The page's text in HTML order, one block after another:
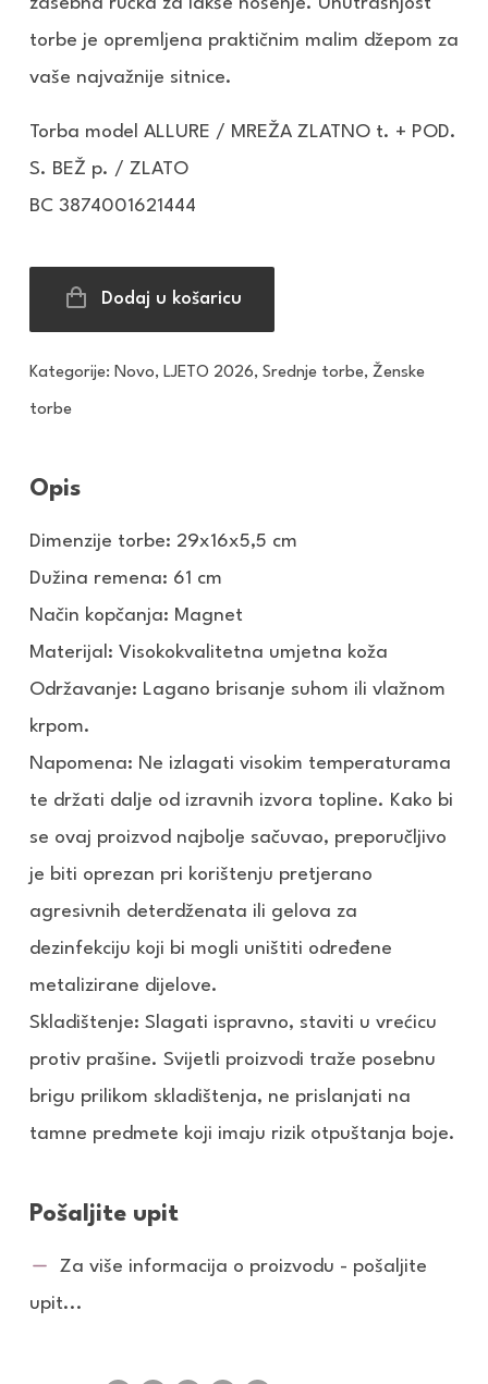
zasebna ručka za lakše nošenje. Unutrašnjost
torbe je opremljena praktičnim malim džepom za
vaše najvažnije sitnice.
Torba model ALLURE / MREŽA ZLATNO t. + POD.
S. BEŽ p. / ZLATO
BC 3874001621444
Dodaj u košaricu
Kategorije: Novo, LJETO 2026, Srednje torbe, Ženske
torbe
Opis
Dimenzije torbe: 29x16x5,5 cm
Dužina remena: 61 cm
Način kopčanja: Magnet
Materijal: Visokokvalitetna umjetna koža
Održavanje: Lagano brisanje suhom ili vlažnom
krpom.
Napomena: Ne izlagati visokim temperaturama
te držati dalje od izravnih izvora topline. Kako bi
se ovaj proizvod najbolje sačuvao, preporučljivo
je biti oprezan pri korištenju pretjerano
agresivnih deterdženata ili gelova za
dezinfekciju koji bi mogli uništiti određene
metalizirane dijelove.
Skladištenje: Slagati ispravno, staviti u vrećicu
protiv prašine. Svijetli proizvodi traže posebnu
brigu prilikom skladištenja, ne prislanjati na
tamne predmete koji imaju rizik otpuštanja boje.
Pošaljite upit
Za više informacija o proizvodu - pošaljite
upit...